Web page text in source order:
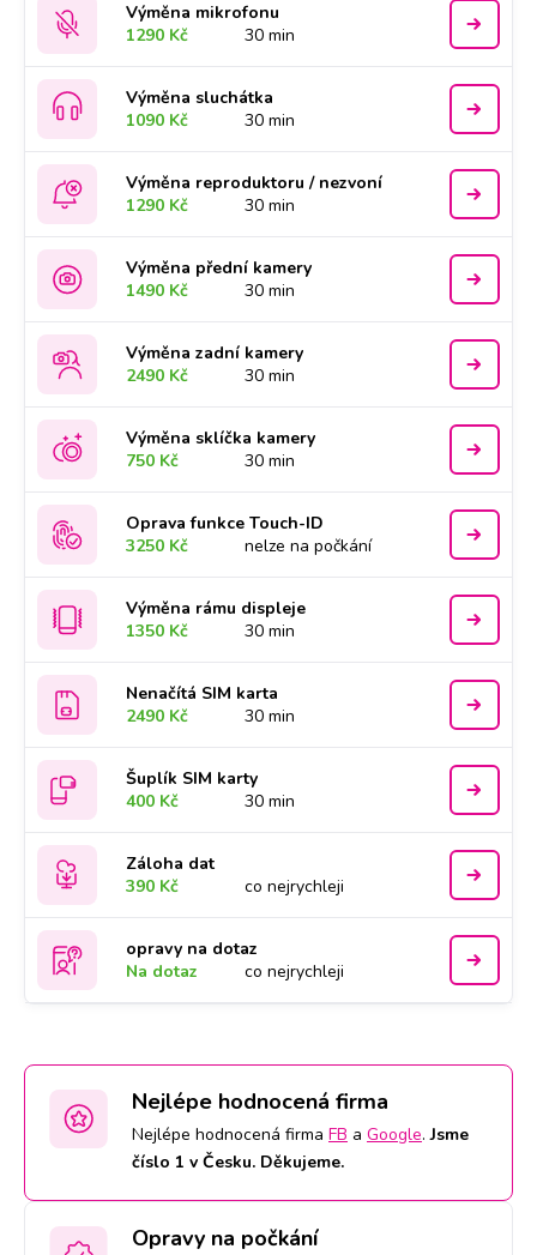
Výměna mikrofonu
1290 Kč
30 min
Výměna sluchátka
1090 Kč
30 min
Výměna reproduktoru / nezvoní
1290 Kč
30 min
Výměna přední kamery
1490 Kč
30 min
Výměna zadní kamery
2490 Kč
30 min
Výměna sklíčka kamery
750 Kč
30 min
Oprava funkce Touch-ID
3250 Kč
nelze na počkání
Výměna rámu displeje
1350 Kč
30 min
Nenačítá SIM karta
2490 Kč
30 min
Šuplík SIM karty
400 Kč
30 min
Záloha dat
390 Kč
co nejrychleji
opravy na dotaz
Na dotaz
co nejrychleji
Nejlépe hodnocená firma
Nejlépe hodnocená firma FB a Google.Jsme
číslo 1 v Česku. Děkujeme.
Opravy na počkání